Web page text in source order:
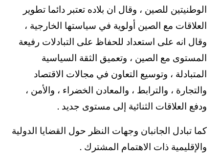
الوطنيتين للصين ، وقال ان بلاده تعتبر دائما تطوير
العلاقات مع الصين أولوية في سياستها الخارجية ،
وقال انه على استعداد للحفاظ على التبادلات رفيعة
المستوى مع الصين ، وتعميق الثقة السياسية
المتبادلة ، وتوسيع التعاون في مجالات الاقتصاد
والتجارة ، والترابط ، والمعادن الخضراء ، والأمن ،
ودفع العلاقات الثنائية إلى مستوى جديد .
كما تبادل الجانبان وجهات النظر حول القضايا الدولية
والإقليمية ذات الاهتمام المشترك .